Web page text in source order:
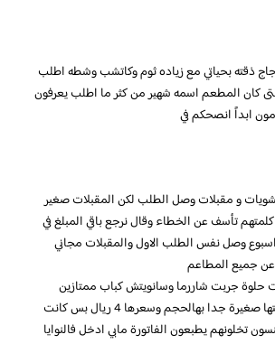
ذقته بحياتي مع زياده ثوم وكاتشب وشطه اطلب
كان المطعم اسمه شهير من كثر ما اطلب يعرفون
ابداً انصحكم في
و مقبلات وصل الطلب لكن المقبلات صغير
تأسف عن الخطاء وقال نرجع باقي المبلغ في
وصل نفس الطلب الاول والمقبلات مجاني
جميع المطاعم
حلوة جربت شاررما وسانويتش كباب ممتازين
صراحة وسبانخ ماتوقعتها صغيرة جدا بهالحجم وسعرها 4 ريال بس كانت
تخلونهم يطبعون الفاتورة مابي ادخل فالنوايا